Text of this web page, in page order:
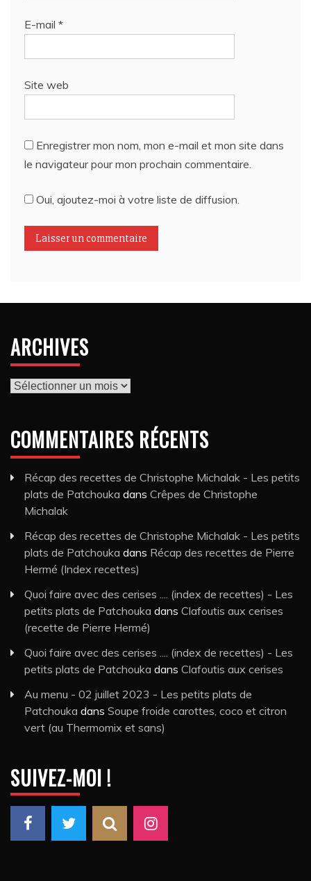
E-mail *
Site web
Enregistrer mon nom, mon e-mail et mon site dans
le navigateur pour mon prochain commentaire.
Oui, ajoutez-moi à votre liste de diffusion.
ARCHIVES
Archives
COMMENTAIRES RÉCENTS
Récap des recettes de Christophe Michalak - Les petits
plats de Patchouka dans Crêpes de Christophe
Michalak
Récap des recettes de Christophe Michalak - Les petits
plats de Patchouka dans Récap des recettes de Pierre
Hermé (Index recettes)
Quoi faire avec des cerises .... (index de recettes) - Les
petits plats de Patchouka dans Clafoutis aux cerises
(recette de Pierre Hermé)
Quoi faire avec des cerises .... (index de recettes) - Les
petits plats de Patchouka dans Clafoutis aux cerises
Au menu - 02 juillet 2023 - Les petits plats de
Patchouka dans Soupe froide carottes, coco et citron
vert (au Thermomix et sans)
SUIVEZ-MOI !